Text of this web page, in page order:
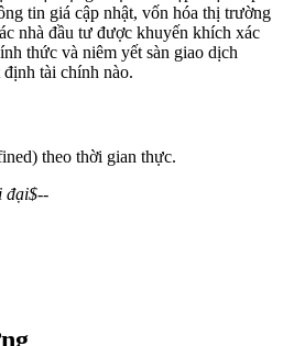
tài sản thế chấp
tin giá cập nhật, vốn hóa thị trường
nhà đầu tư được khuyến khích xác
thức và niêm yết sàn giao dịch
tài chính nào.
theo thời gian thực.
đại$--